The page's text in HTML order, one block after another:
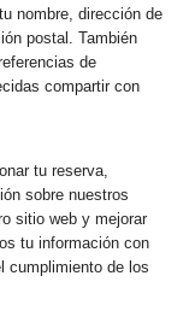
nombre, dirección de
postal. También
de
compartir con
tu reserva,
sobre nuestros
sitio web y mejorar
tu información con
cumplimiento de los